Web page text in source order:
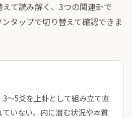
て読み解く、3つの関連卦で
タップで切り替えて確認できま
〜5爻を上卦として組み立て直
いない、内に潜む状況や本質